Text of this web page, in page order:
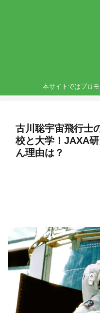
本サイトではプロ
古川聡宇宙飛行士
校と大学！JAXA
ん理由は？